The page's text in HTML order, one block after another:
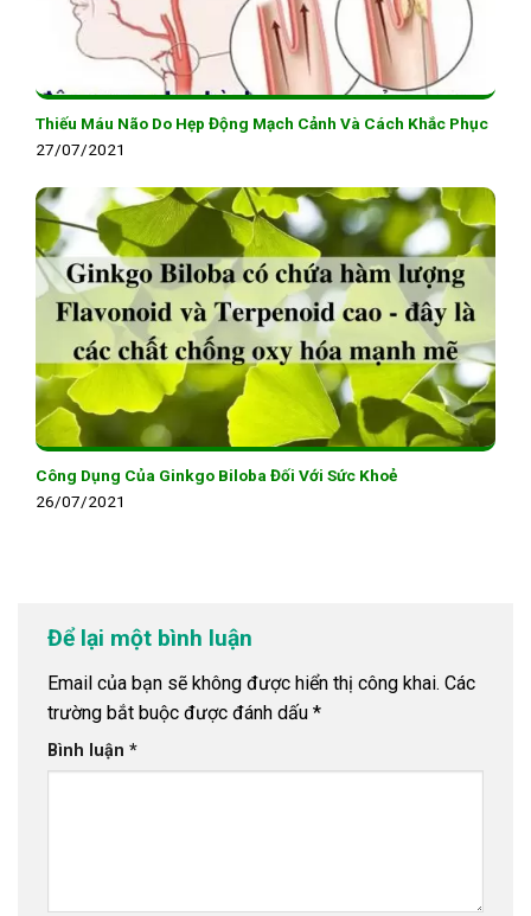
Thiếu Máu Não Do Hẹp Động Mạch Cảnh Và Cách Khắc Phục
27/07/2021
Công Dụng Của Ginkgo Biloba Đối Với Sức Khoẻ
26/07/2021
Để lại một bình luận
Email của bạn sẽ không được hiển thị công khai. Các
trường bắt buộc được đánh dấu *
Bình luận *